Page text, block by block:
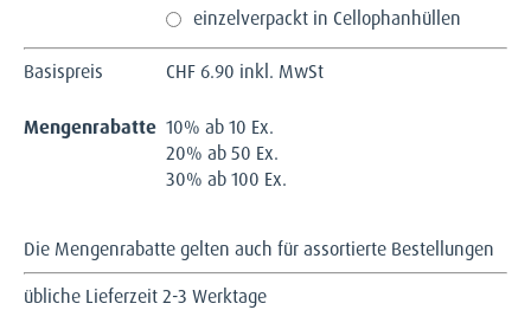
einzelverpackt in Cellophanhüllen
Basispreis CHF 6.90 inkl. MwSt
Mengenrabatte 10% ab 10 Ex.
20% ab 50 Ex.
30% ab 100 Ex.
Die Mengenrabatte gelten auch für assortierte Bestellungen
übliche Lieferzeit 2-3 Werktage